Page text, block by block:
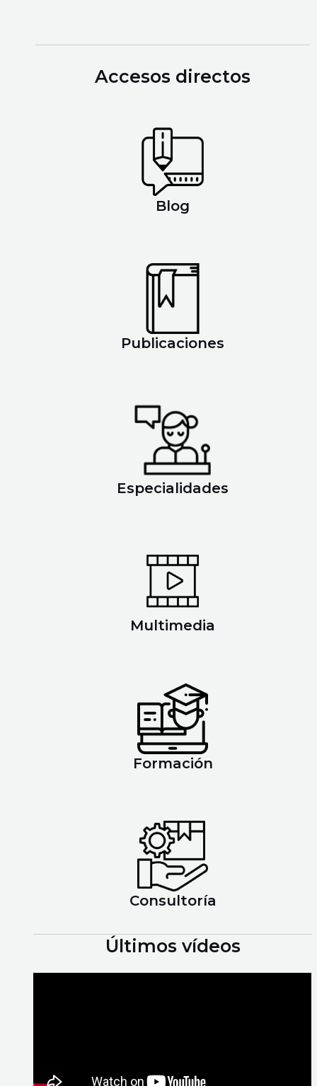
Accesos directos
Blog
Publicaciones
Especialidades
Multimedia
Formación
Consultoría
Últimos vídeos